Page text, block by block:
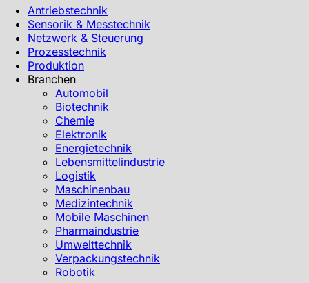
Antriebstechnik
Sensorik & Messtechnik
Netzwerk & Steuerung
Prozesstechnik
Produktion
Branchen
Automobil
Biotechnik
Chemie
Elektronik
Energietechnik
Lebensmittelindustrie
Logistik
Maschinenbau
Medizintechnik
Mobile Maschinen
Pharmaindustrie
Umwelttechnik
Verpackungstechnik
Robotik